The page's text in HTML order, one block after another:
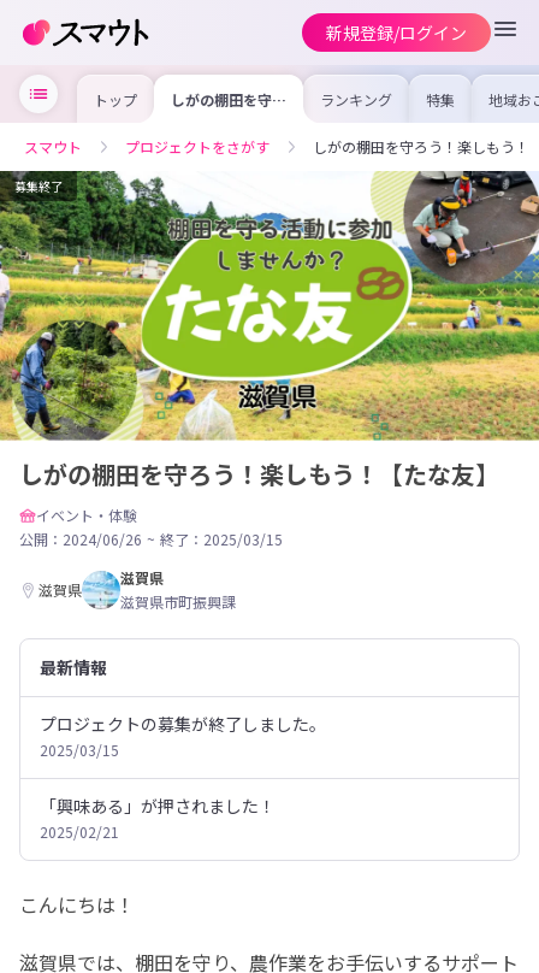
新規登録/ログイン
トップ しがの棚田を守ろ
う！楽しもう！
ランキング 特集 地域お
の求
を集め
事内容
を比較
合った
けよう
スマウト プロジェクトをさがす しがの棚田を守ろう！楽しもう！
募集終了
しがの棚田を守ろう！楽しもう！【たな友】
イベント・体験
公開：2024/06/26 ~ 終了：2025/03/15
滋賀県
滋賀県
滋賀県市町振興課
最新情報
プロジェクトの募集が終了しました。
2025/03/15
「興味ある」が押されました！
2025/02/21
こんにちは！
滋賀県では、棚田を守り、農作業をお手伝いするサポート